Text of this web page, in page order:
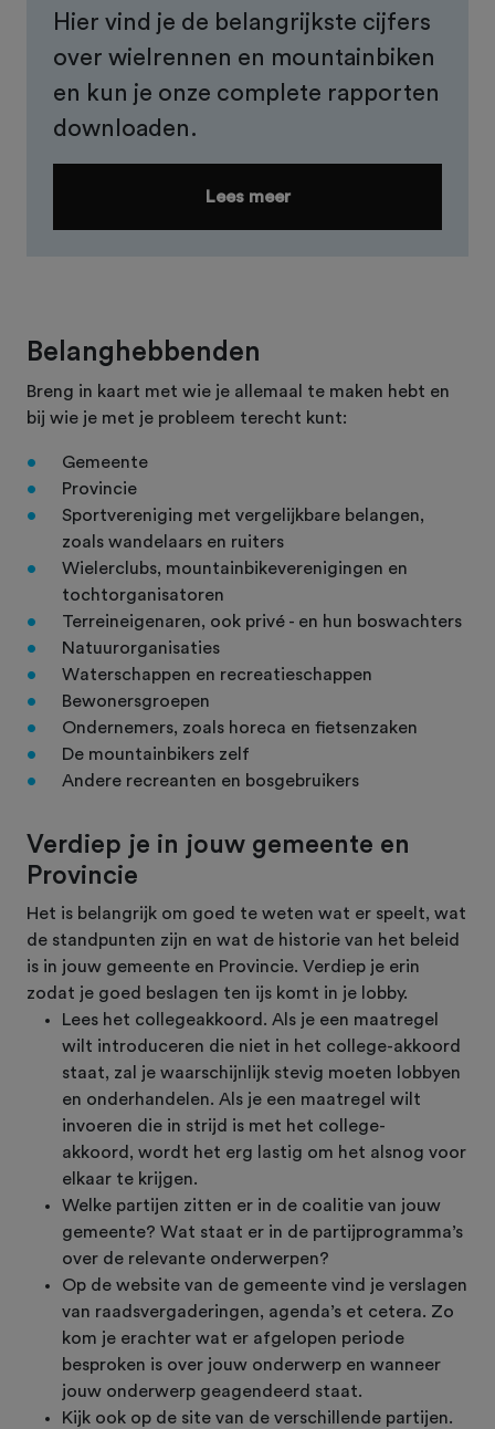
Hier vind je de belangrijkste cijfers
over wielrennen en mountainbiken
en kun je onze complete rapporten
downloaden.
Lees meer
Belanghebbenden
Breng in kaart met wie je allemaal te maken hebt en
bij wie je met je probleem terecht kunt:
Gemeente
Provincie
Sportvereniging met vergelijkbare belangen,
zoals wandelaars en ruiters
Wielerclubs, mountainbikeverenigingen en
tochtorganisatoren
Terreineigenaren, ook privé - en hun boswachters
Natuurorganisaties
Waterschappen en recreatieschappen
Bewonersgroepen
Ondernemers, zoals horeca en fietsenzaken
De mountainbikers zelf
Andere recreanten en bosgebruikers
Verdiep je in jouw gemeente en
Provincie
Het is belangrijk om goed te weten wat er speelt, wat
de standpunten zijn en wat de historie van het beleid
is in jouw gemeente en Provincie. Verdiep je erin
zodat je goed beslagen ten ijs komt in je lobby.
Lees het collegeakkoord. Als je een maatregel
wilt introduceren die niet in het college-akkoord
staat, zal je waarschijnlijk stevig moeten lobbyen
en onderhandelen. Als je een maatregel wilt
invoeren die in strijd is met het college-
akkoord, wordt het erg lastig om het alsnog voor
elkaar te krijgen.
Welke partijen zitten er in de coalitie van jouw
gemeente? Wat staat er in de partijprogramma’s
over de relevante onderwerpen?
Op de website van de gemeente vind je verslagen
van raadsvergaderingen, agenda’s et cetera. Zo
kom je erachter wat er afgelopen periode
besproken is over jouw onderwerp en wanneer
jouw onderwerp geagendeerd staat.
Kijk ook op de site van de verschillende partijen.